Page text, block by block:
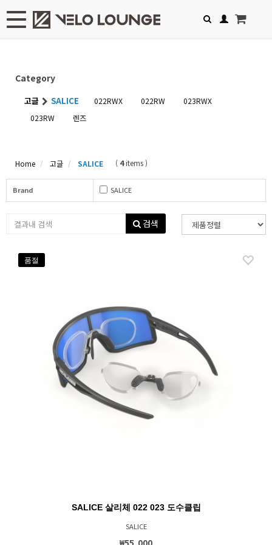
Toggle navigation
Category
고글 SALICE 022RWX 022RW
023RWX
023RW
렌즈
Home 고글 SALICE ( 4items )
Brand SALICE
검색
품절
SALICE 살리체 022 023 도수클립
SALICE
₩55,000